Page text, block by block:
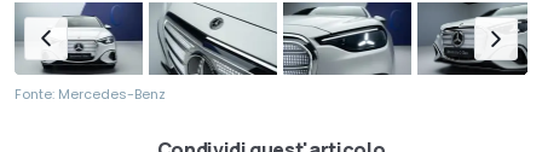
Fonte: Mercedes-Benz